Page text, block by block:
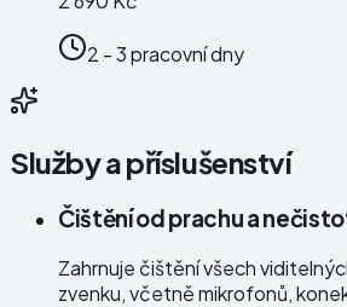
2 - 3 pracovní dny
Služby a příslušenství
Čištění od prachu a
Zahrnuje čištění všech
zvenku, včetně mikrofonů,